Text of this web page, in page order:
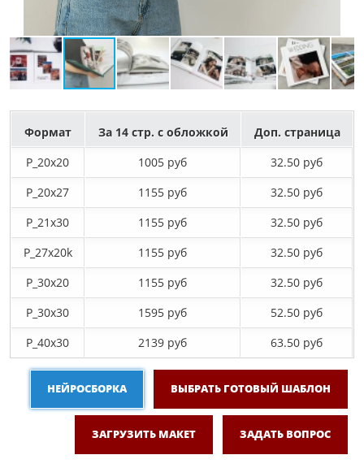
Формат За 14 стр. с обложкой
Доп. страница
P_20х20
1005 руб
32.50 руб
P_20х27
1155 руб
32.50 руб
P_21х30
1155 руб
32.50 руб
P_27х20k
1155 руб
32.50 руб
P_30х20
1155 руб
32.50 руб
P_30х30
1595 руб
52.50 руб
P_40х30
2139 руб 63.50 руб
НЕЙРОСБОРКА ВЫБРАТЬ ГОТОВЫЙ ШАБЛОН
ЗАГРУЗИТЬ МАКЕТ ЗАДАТЬ ВОПРОС